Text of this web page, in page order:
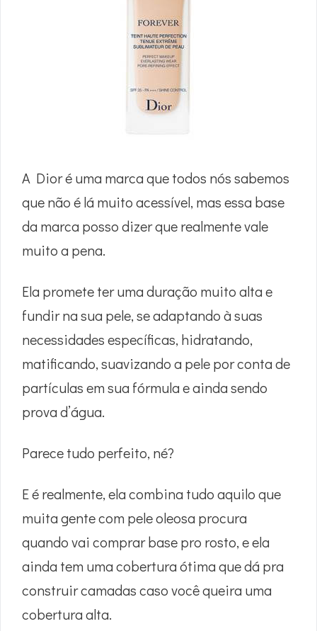
A Dior é uma marca que todos nós sabemos
que não é lá muito acessível, mas essa base
da marca posso dizer que realmente vale
muito a pena.
Ela promete ter uma duração muito alta e
fundir na sua pele, se adaptando à suas
necessidades específicas, hidratando,
matificando, suavizando a pele por conta de
partículas em sua fórmula e ainda sendo
prova d’água.
Parece tudo perfeito, né?
E é realmente, ela combina tudo aquilo que
muita gente com pele oleosa procura
quando vai comprar base pro rosto, e ela
ainda tem uma cobertura ótima que dá pra
construir camadas caso você queira uma
cobertura alta.